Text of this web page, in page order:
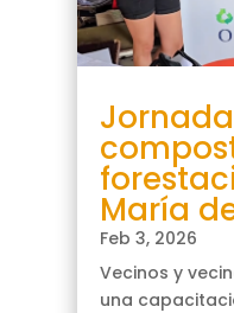
María
Feb 3, 2026
Vecinos y
una